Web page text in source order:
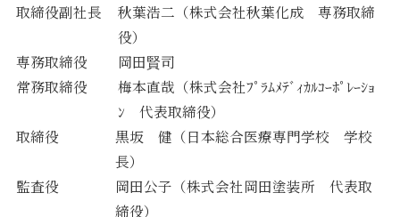
取締役副社長
秋葉浩二（株式会社秋葉化成 専務取締
役）
専務取締役
岡田賢司
常務取締役
梅本直哉（株式会社ﾌﾟﾗﾑﾒﾃﾞｨｶﾙｺｰﾎﾟﾚｰｼｮ
ﾝ 代表取締役）
取締役
黒坂 健（日本総合医療専門学校 学校
長）
監査役
岡田公子（株式会社岡田塗装所 代表取
締役）